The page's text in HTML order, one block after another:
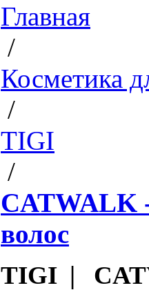
Главная
/
Косметика
/
TIGI
/
CATWALK
волос
TIGI |